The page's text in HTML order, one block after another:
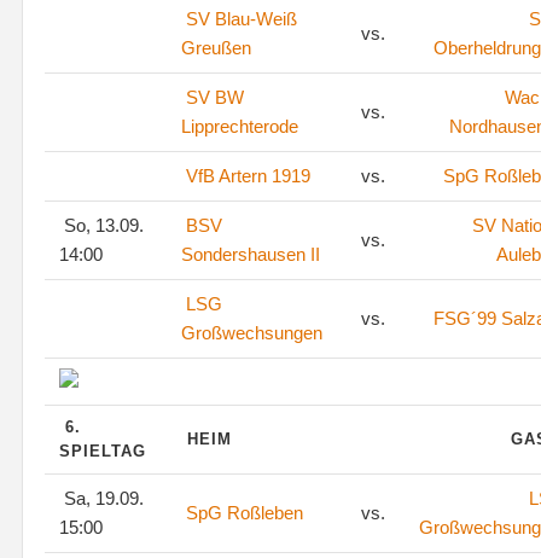
SV Blau-Weiß
Greußen
vs.
SV BW
Lipprechterode
vs.
VfB Artern 1919 vs. SpG
So, 13.09.
14:00
BSV
Sondershausen II
vs.
SV
LSG
Großwechsungen
vs. FSG´99
6.
SPIELTAG
HEIM
Sa, 19.09.
15:00
SpG Roßleben vs.